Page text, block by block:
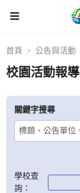
首頁 公告與活動
校園活動報導
關鍵字搜尋
學校查
詢：